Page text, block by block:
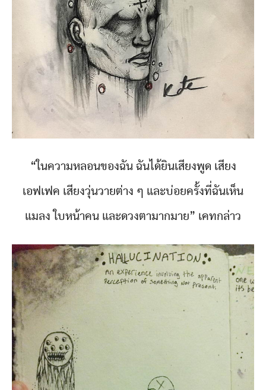
“ในความหลอนของฉัน ฉันได้ยินเสียงพูด เสียง
เอฟเฟค เสียงวุ่นวายต่าง ๆ และบ่อยครั้งที่ฉันเห็น
แมลง ใบหน้าคน และดวงตามากมาย” เคทกล่าว